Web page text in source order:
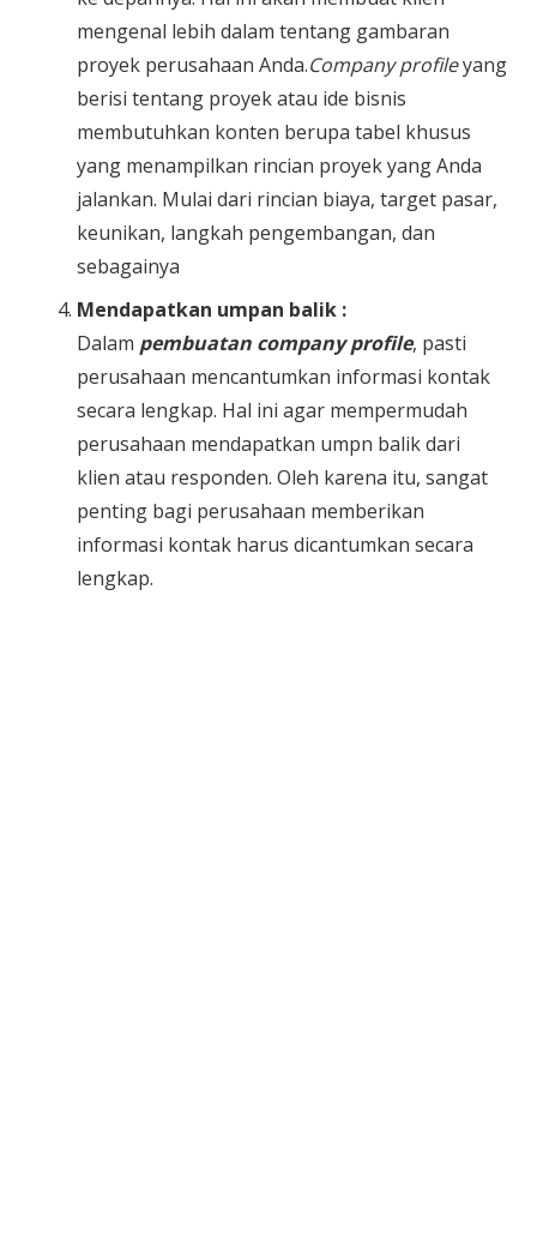
mengenal lebih dalam tentang gambaran
proyek perusahaan Anda.Company profileyang
berisi tentang proyek atau ide bisnis
membutuhkan konten berupa tabel khusus
yang menampilkan rincian proyek yang Anda
jalankan. Mulai dari rincian biaya, target pasar,
keunikan, langkah pengembangan, dan
sebagainya
Mendapatkan umpan balik :
Dalam pembuatan company profile, pasti
perusahaan mencantumkan informasi kontak
secara lengkap. Hal ini agar mempermudah
perusahaan mendapatkan umpn balik dari
klien atau responden. Oleh karena itu, sangat
penting bagi perusahaan memberikan
informasi kontak harus dicantumkan secara
lengkap.